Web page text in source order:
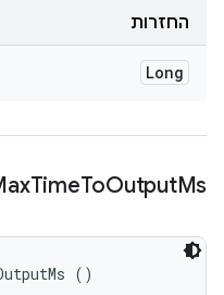
החזרות
Long
TimeToOutputMs
()